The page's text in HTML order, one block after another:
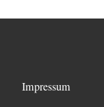
Impressum